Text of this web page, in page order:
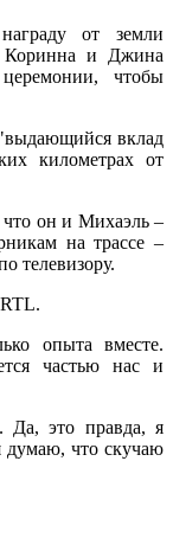
от земли
Коринна и Джина
чтобы
вклад
километрах от
он и Михаэль –
на трассе –
телевизору.
опыта вместе.
частью нас и
это правда, я
что скучаю